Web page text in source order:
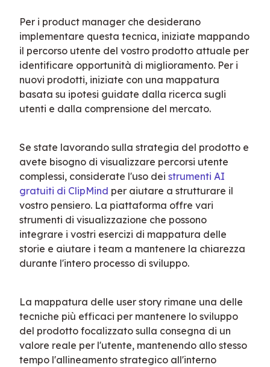
Per i product manager che desiderano
implementare questa tecnica, iniziate mappando
il percorso utente del vostro prodotto attuale per
identificare opportunità di miglioramento. Per i
nuovi prodotti, iniziate con una mappatura
basata su ipotesi guidate dalla ricerca sugli
utenti e dalla comprensione del mercato.
Se state lavorando sulla strategia del prodotto e
avete bisogno di visualizzare percorsi utente
complessi, considerate l'uso dei strumenti AI
gratuiti di ClipMind per aiutare a strutturare il
vostro pensiero. La piattaforma offre vari
strumenti di visualizzazione che possono
integrare i vostri esercizi di mappatura delle
storie e aiutare i team a mantenere la chiarezza
durante l'intero processo di sviluppo.
La mappatura delle user story rimane una delle
tecniche più efficaci per mantenere lo sviluppo
del prodotto focalizzato sulla consegna di un
valore reale per l'utente, mantenendo allo stesso
tempo l'allineamento strategico all'interno